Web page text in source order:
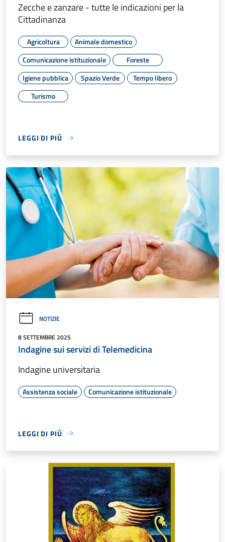
Zecche e zanzare - tutte le indicazioni per la
Cittadinanza
Agricoltura
Animale domestico
Comunicazione istituzionale
Foreste
Igiene pubblica
Spazio Verde
Tempo libero
Turismo
LEGGI DI PIÙ
NOTIZIE
8 SETTEMBRE 2025
Indagine sui servizi di Telemedicina
Indagine universitaria
Assistenza sociale Comunicazione istituzionale
LEGGI DI PIÙ